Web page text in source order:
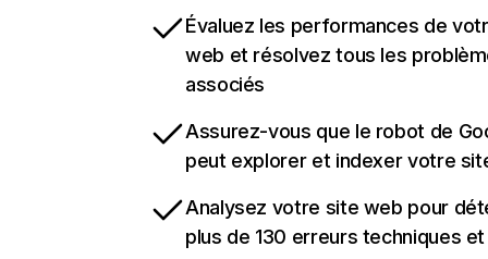
Évaluez les performances de
web et résolvez tous les
associés
Assurez-vous que le robot de
peut explorer et indexer votre
Analysez votre site web pour
plus de 130 erreurs techniques et